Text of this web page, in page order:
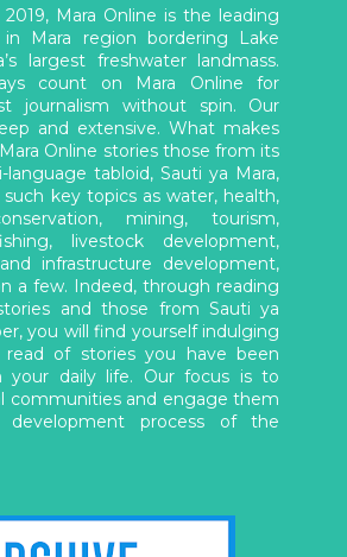
2019, Mara Online is the leading
Mara region bordering Lake
largest freshwater landmass.
count on Mara Online for
journalism without spin. Our
and extensive. What makes
Online stories those from its
language tabloid, Sauti ya Mara,
key topics as water, health,
mining, tourism,
livestock development,
infrastructure development,
a few. Indeed, through reading
and those from Sauti ya
you will find yourself indulging
read of stories you have been
your daily life. Our focus is to
communities and engage them
process of the